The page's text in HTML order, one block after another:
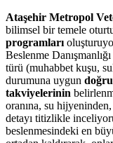
Ataşehir Metropol
bilimsel bir temele
programları
Beslenme
türü (muhabbet kuşu,
durumuna uygun doğru
takviyelerinin
oranına, su
detayı titizlikle
beslenmesindeki en